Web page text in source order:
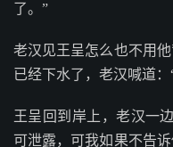
了。”
老汉见王呈怎么也不用
已经下水了，老汉喊道
王呈回到岸上，老汉一
可泄露，可我如果不告